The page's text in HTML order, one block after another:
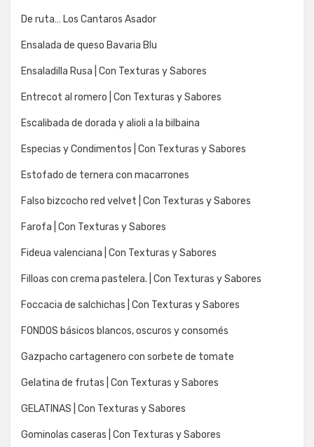
De ruta… Los Cantaros Asador
Ensalada de queso Bavaria Blu
Ensaladilla Rusa | Con Texturas y Sabores
Entrecot al romero | Con Texturas y Sabores
Escalibada de dorada y alioli a la bilbaina
Especias y Condimentos | Con Texturas y Sabores
Estofado de ternera con macarrones
Falso bizcocho red velvet | Con Texturas y Sabores
Farofa | Con Texturas y Sabores
Fideua valenciana | Con Texturas y Sabores
Filloas con crema pastelera. | Con Texturas y Sabores
Foccacia de salchichas | Con Texturas y Sabores
FONDOS básicos blancos, oscuros y consomés
Gazpacho cartagenero con sorbete de tomate
Gelatina de frutas | Con Texturas y Sabores
GELATINAS | Con Texturas y Sabores
Gominolas caseras | Con Texturas y Sabores